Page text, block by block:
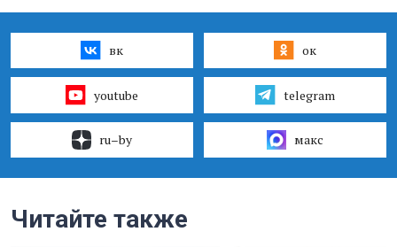
вк ок
youtube telegram
ru–by макс
Читайте также